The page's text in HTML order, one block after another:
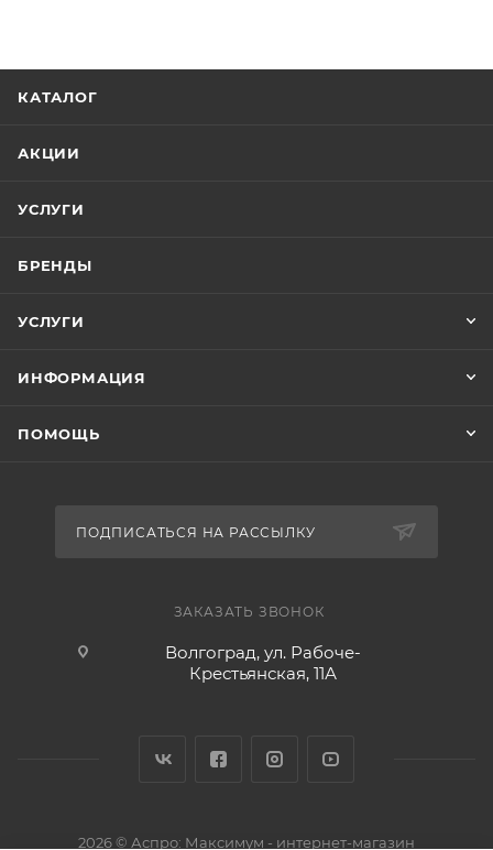
КАТАЛОГ
АКЦИИ
УСЛУГИ
БРЕНДЫ
УСЛУГИ
ИНФОРМАЦИЯ
ПОМОЩЬ
ПОДПИСАТЬСЯ НА РАССЫЛКУ
ЗАКАЗАТЬ ЗВОНОК
Волгоград, ул. Рабоче-
Крестьянская, 11А
2026 © Аспро: Максимум - интернет-магазин